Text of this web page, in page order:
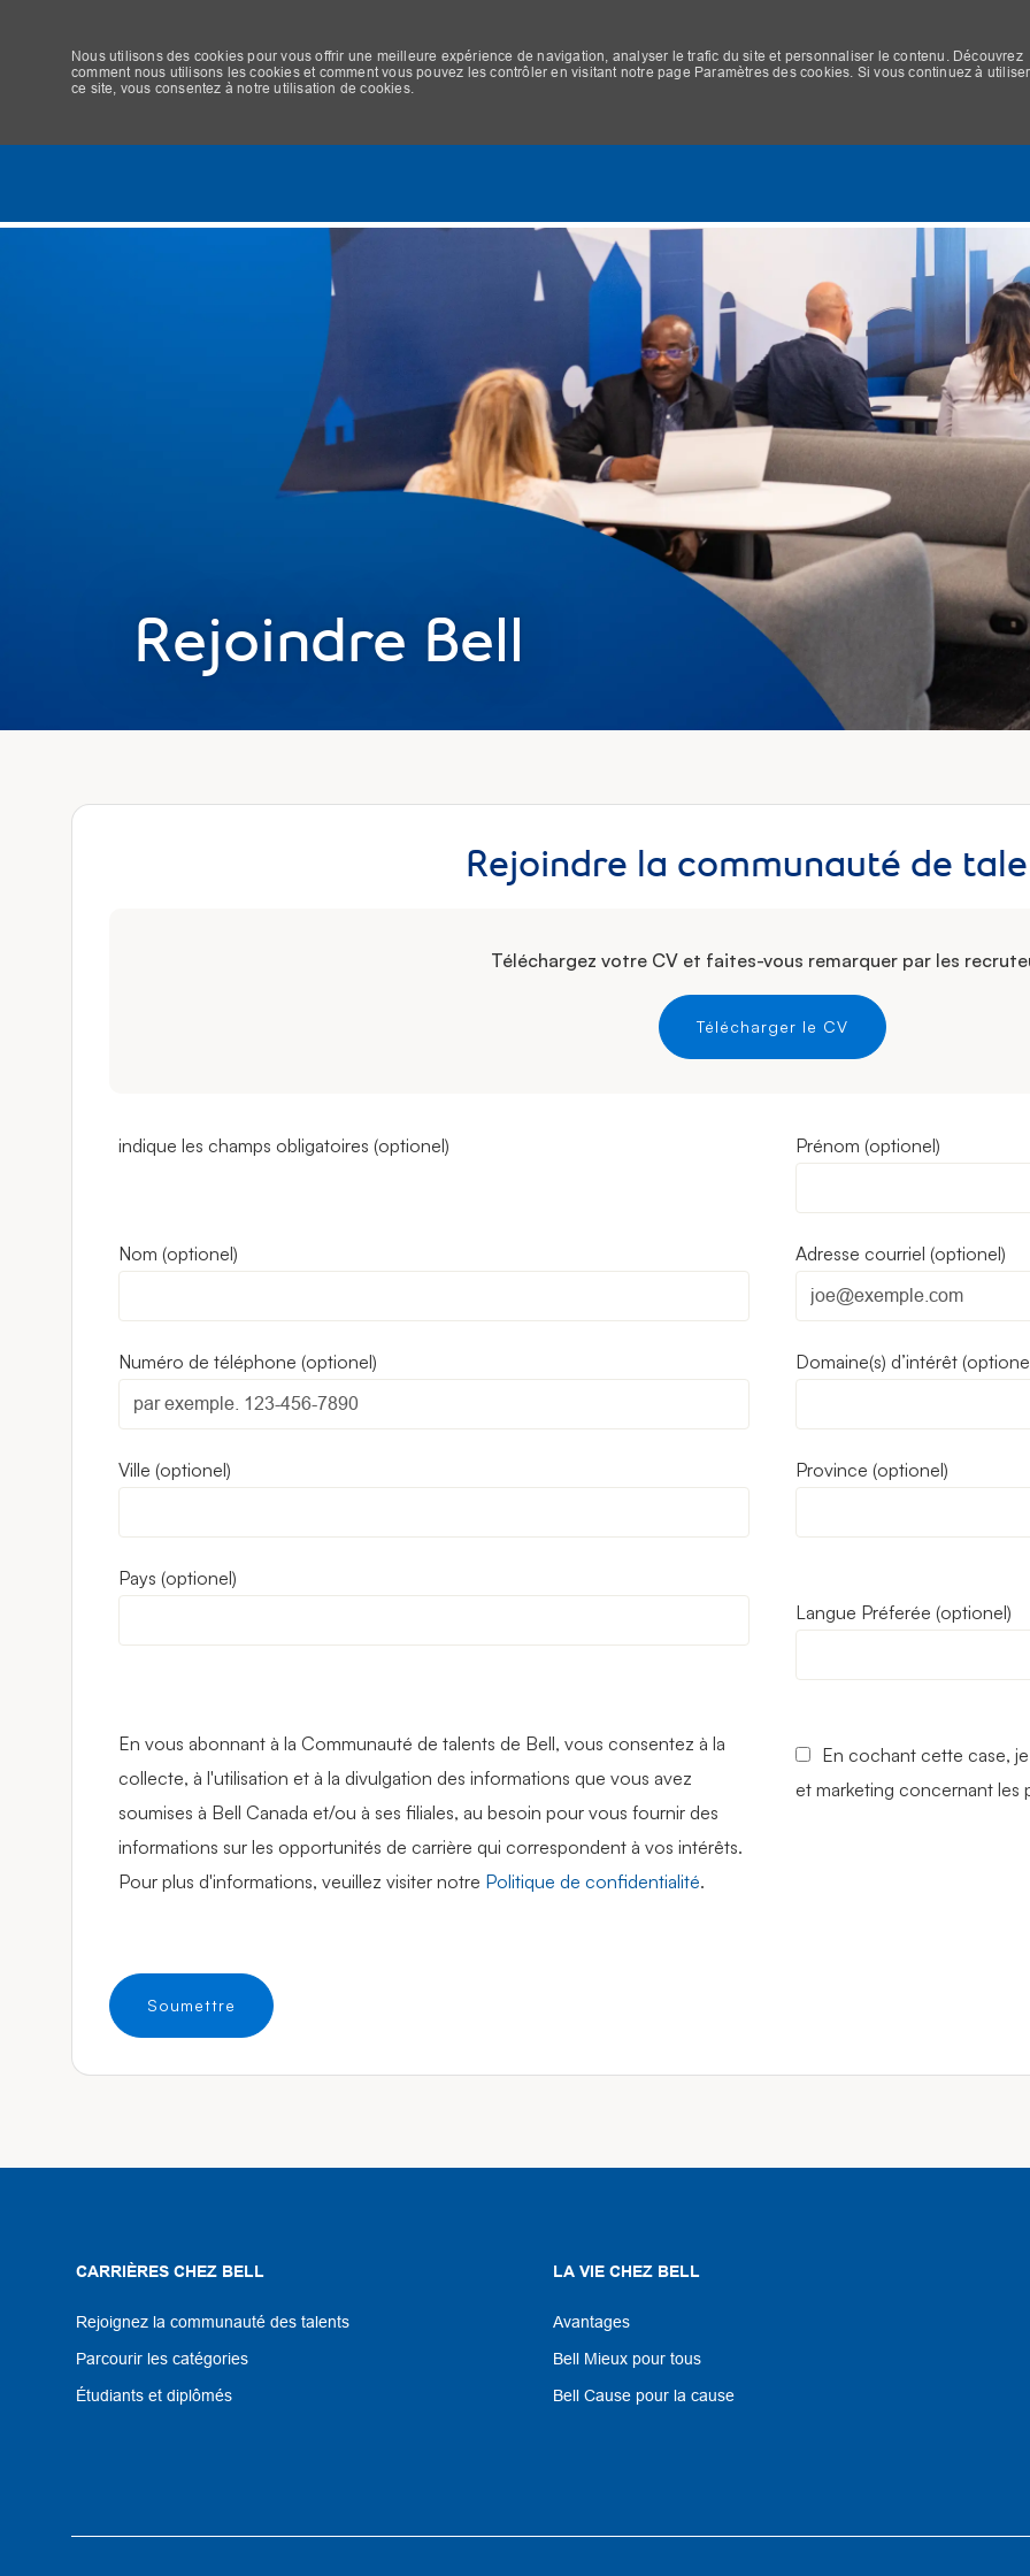
Nous utilisons des cookies pour vous offrir une meilleure expérience de navigation, analyser le trafic du site et personnaliser le contenu. Découvrez
comment nous utilisons les cookies et comment vous pouvez les contrôler en visitant notre page Paramètres des cookies. Si vous continuez à utiliser
ce site, vous consentez à notre utilisation de cookies.
Rejoindre Bell
Téléchargez
votre
CV
et
remarquer
recruteurs
Téléchargez votre CV et faites-vous remarquer par les
Télécharger le CV
indique les champs obligatoires Prénom
Nom Adresse courriel
Numéro de téléphone Domaine(s) d’intérêt
can
enter
values
Ville Province
Pays
Langue Préferée
can
multiple
values
En vous abonnant à la Communauté de talents de Bell, vous consentez à la
collecte, à l'utilisation et à la divulgation des informations que vous avez
soumises à Bell Canada et/ou à ses filiales, au besoin pour vous fournir des
informations sur les opportunités de carrière qui correspondent à vos intérêts.
Pour plus d'informations, veuillez visiter notre Politique de confidentialité.
En cochant cette case,
et marketing concernant les
Soumettre
CARRIÈRES CHEZ BELL
Rejoignez la communauté des talents
Parcourir les catégories
Étudiants et diplômés
LA VIE CHEZ BELL
Avantages
Bell Mieux pour tous
Bell Cause pour la cause